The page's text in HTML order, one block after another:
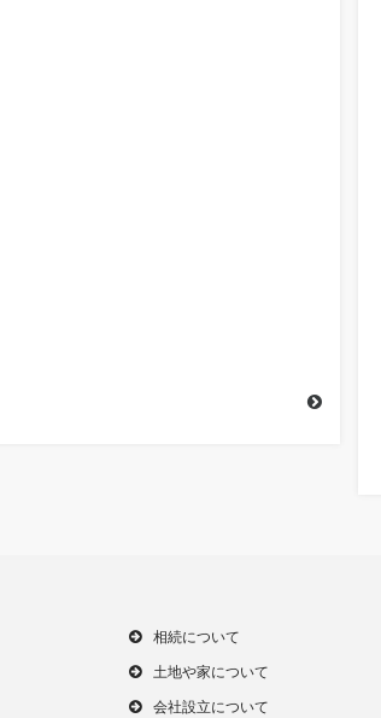
相続について
土地や家について
会社設立について